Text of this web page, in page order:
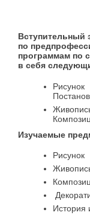
Вступительный
по
программам по
в себя
Рисунок
Изучаемые
Рисунок
История